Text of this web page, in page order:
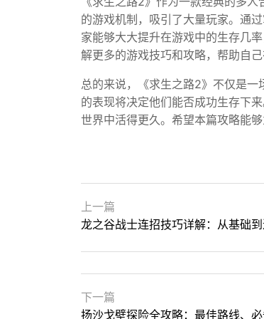
的游戏机制，吸引了大量玩家。通
家能够大大提升在游戏中的生存几
解更多的游戏技巧和攻略，帮助自己
总的来说，《求生之路2》不仅是
的表现将决定他们能否成功生存下
世界中活得更久。希望本篇攻略能
上一篇
龙之谷战士连招技巧详解：从基础
下一篇
扬沙戈壁探险全攻略：最佳路线、